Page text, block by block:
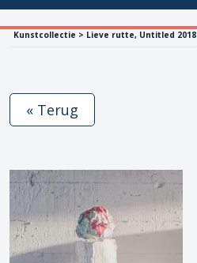
Kunstcollectie > Lieve rutte, Untitled 2018
« Terug